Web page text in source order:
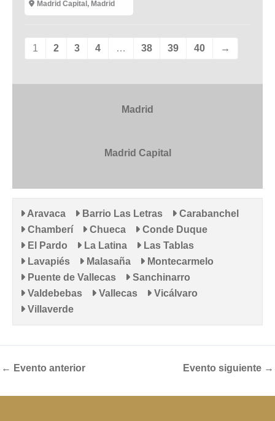
Madrid Capital , Madrid
1 2 3 4 … 38 39 40 →
Madrid
Madrid Capital
Aravaca Barrio Las Letras
Carabanchel
Chamberí
Chueca
Conde Duque
El Pardo
La Latina
Las Tablas
Lavapiés
Malasaña
Montecarmelo
Puente de Vallecas
Sanchinarro
Valdebebas
Vallecas
Vicálvaro
Villaverde
← Evento anterior Evento siguiente →